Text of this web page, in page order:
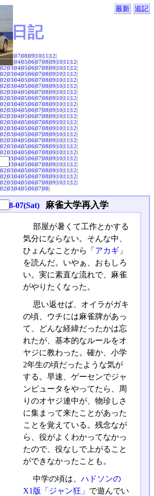
最新 追記
日記
05|06|07|08|09|10|11|12|
|04|05|06|07|08|09|10|11|12|
|02|03|04|05|06|07|08|09|10|11|12|
|02|03|04|05|06|07|08|09|10|11|12|
|02|03|04|05|06|07|08|09|10|11|12|
|02|03|04|05|06|07|08|09|10|11|12|
|02|03|04|05|06|07|08|09|10|11|12|
|02|03|04|05|06|07|08|09|10|11|12|
|02|03|04|05|06|07|08|09|10|11|12|
|02|03|04|05|06|07|08|09|10|11|12|
|02|03|04|05|06|07|08|09|10|11|12|
|02|03|04|05|06|07|08|09|10|11|12|
|02|03|04|05|06|07|08|09|10|11|12|
|02|03|04|05|06|07|08|09|10|11|12|
|02|03|04|05|06|07|08|09|10|11|12|
|02|03|04|05|06|07|08|09|10|11|12|
|02|03|04|05|06|07|08|09|10|11|12|
02|03|04|05|06|07|08|09|10|11|12|
03|04|05|06|07|08|09|10|11|12|
|02|03|04|05|06|07|08|09|10|11|12|
|02|03|04|05|06|07|08|09|10|11|12|
|02|03|04|05|06|07|08|09|10|11|12|
|02|03|04|05|06|07|08|
08-07(Sat) 麻雀大学再入学
部屋が暑くて工作とかする
気分にならない。そんな中、
ひょんなことから「 アカギ」
を読んだ。いやぁ、おもしろ
い。実に素直な流れで、麻雀
がやりたくなった。
思い返せば、オイラがガキ
の頃、ウチには麻雀牌があっ
て、どんな経緯だったかは忘
れたが、基本的なルールをオ
ヤジに教わった。確か、小学
2年生の頃だったような気が
する。早速、ゲーセンでジャ
ンピュータをやってたら、周
りのオヤジ連中が、物珍しさ
に集まって来たことがあった
ことを覚えている。残念なが
ら、役がよくわかってなかっ
たので、役なしで上がること
ができなかったことも。
中学の頃は、 ハドソンの
X1版「ジャン狂」 で遊んでい